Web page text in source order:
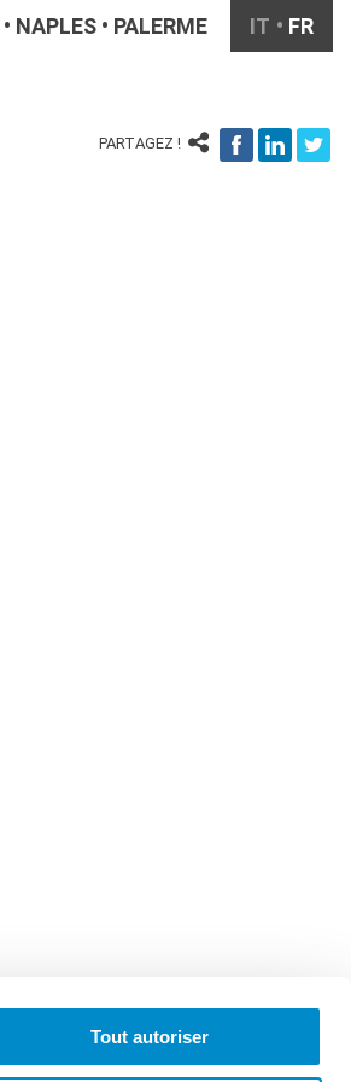
Tout autoriser
NAPLES PALERME IT FR
PARTAGEZ !